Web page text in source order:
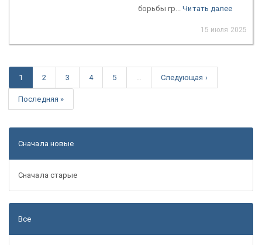
борьбы гр...Читать далее
15 июля 2025
1 2 3 4 5 Следующая ›
Последняя »
Сначала новые
Сначала старые
Все